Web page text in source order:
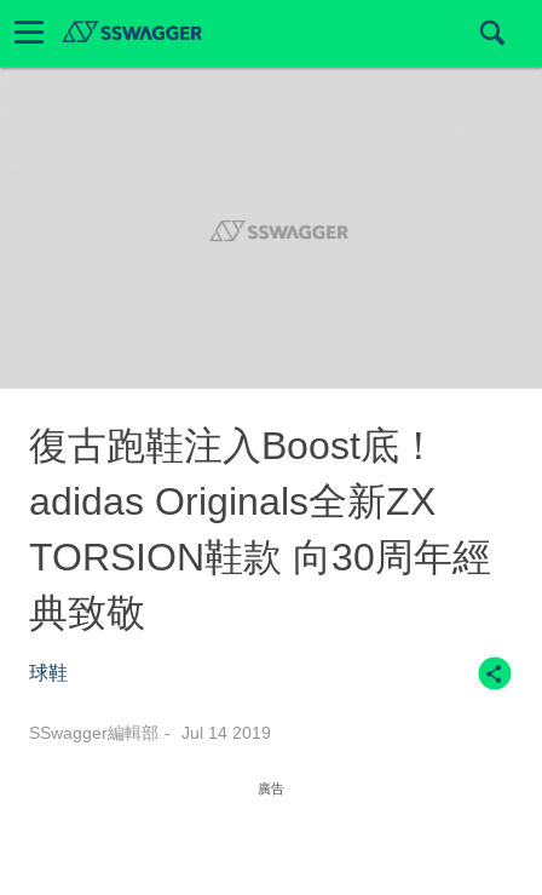
復古跑鞋注入Boost底！
adidas Originals全新ZX
TORSION鞋款 向30周年經
典致敬
球鞋
SSwagger編輯部 Jul 14 2019
廣告